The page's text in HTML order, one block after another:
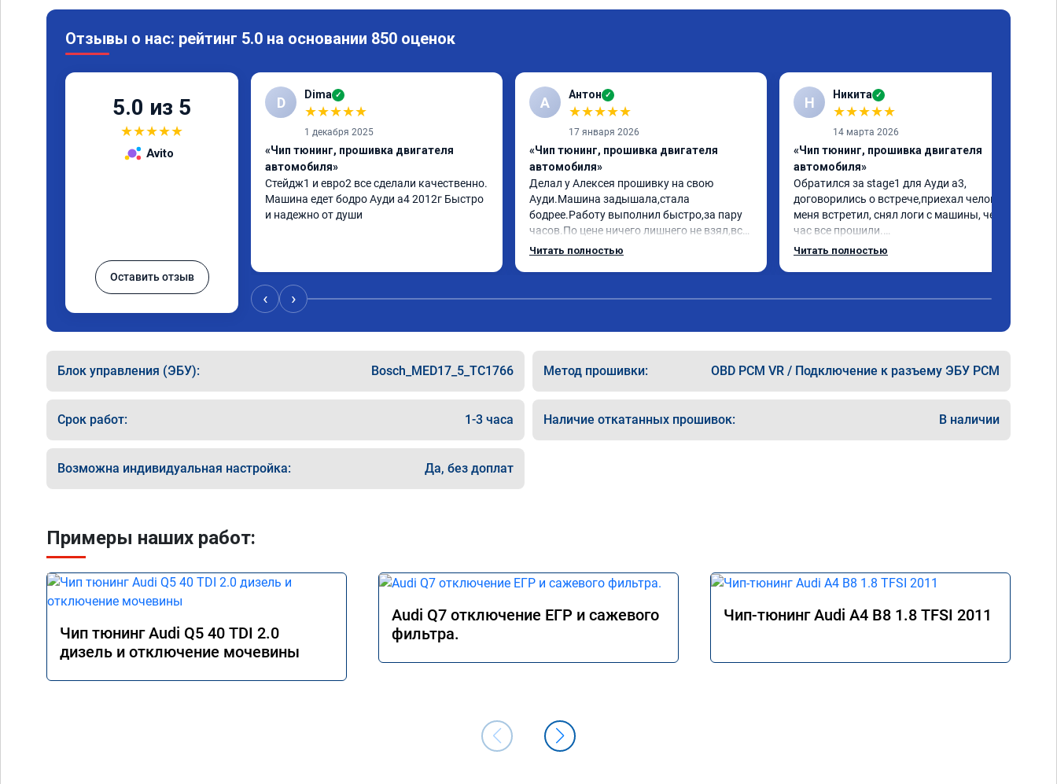
Отзывы о нас: рейтинг 5.0 на основании 850 оценок
5.0 из 5
★★★★★
Avito
Оставить отзыв
D Dima ✓
★★★★★
1 декабря 2025
«Чип тюнинг, прошивка двигателя
автомобиля»
Стейдж1 и евро2 все сделали качественно.
Машина едет бодро Ауди а4 2012г Быстро
и надежно от души
А Антон ✓
★★★★★
17 января 2026
«Чип тюнинг, прошивка двигателя
автомобиля»
Делал у Алексея прошивку на свою
Ауди.Машина задышала,стала
бодрее.Работу выполнил быстро,за пару
часов.По цене ничего лишнего не взял,всё
как договаривались заранее.После
Читать полностью
Н Никита ✓
★★★★★
14 марта 2026
«Чип тюнинг, прошивка двигателя
автомобиля»
Обратился за stage1 для Ауди а3,
договорились о встрече,приехал человек
меня встретил, снял логи с машины, через
час все прошили.
Арман спасибо тебе огромное, машинка по
Читать полностью
‹ ›
Блок управления (ЭБУ): Bosch_MED17_5_TC1766 Метод прошивки: OBD PCM VR / Подключение к разъему ЭБУ PCM
Срок работ: 1-3 часа Наличие откатанных прошивок: В наличии
Возможна индивидуальная настройка: Да, без доплат
Примеры наших работ:
Чип тюнинг Audi Q5 40 TDI 2.0
дизель и отключение мочевины
Audi Q7 отключение ЕГР и сажевого
фильтра.
Чип-тюнинг Audi A4 B8 1.8 TFSI 2011